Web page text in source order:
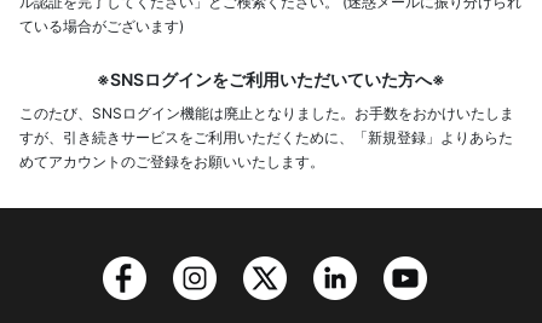
ている場合がございます)
※SNSログインをご利用いただいていた方へ※
このたび、SNSログイン機能は廃止となりました。お手数をおかけいたしま
すが、引き続きサービスをご利用いただくために、「新規登録」よりあらた
めてアカウントのご登録をお願いいたします。